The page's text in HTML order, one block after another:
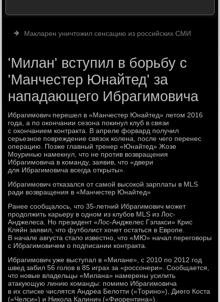
Макларен уничтожил сенсацию из российских СМИ
'Милан' вступил в борьбу с
'Манчестер Юнайтед' за
нападающего Ибрагимовича
Ибрагимович перешел в «Манчестер Юнайтед» летом 2016
года, а по окончании сезона покинул клуб в связи
с окончанием контракта. В апреле форвард получил
серьезное повреждение связок колена, после чего перенес
операцию. Позже главный тренер «Юнайтед» Жозе
Моуринью намекнул, что не против возвращения
Ибрагимовича в команду, заявив, что «двери
для Ибрагимовича всегда открыты».
Ибрагимович отказался от самой высокой зарплаты в MLS
ради возвращения в «Манчестер Юнайтед»
Ранее сообщалось, что 35-летний Ибрагимович может
продолжить карьеру в одном из клубов MLS из Лос-
Анджелеса. Но президент «Лос-Анджелес Гэлакси» Крис
Кляйн заявил, что футболист хочет остаться в Европе.
В начале августа стало известно, что «МЮ» начал переговоры
с Ибрагимовичем о подписании контракта.
Ибрагимович уже выступал в «Милане», с 2010 по 2012 год
швед забил 56 голов в 85 играх за «россонери». Сообщается,
что новые владельцы «Милана» намерены усилить
атакующую линию команды: помимо Ибрагимовича
в их списке числятся Андреа Белотти («Торино»), Диего Коста
(«Челси») и Никола Калинич («Фиорентина»).